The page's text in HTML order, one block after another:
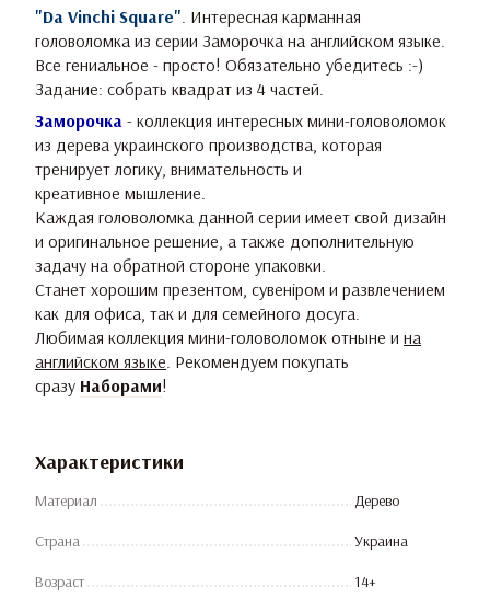
"Da Vinchi Square". Интересная карманная
головоломка из серии Заморочка на английском языке.
Все гениальное - просто! Обязательно убедитесь :-)
Задание: собрать квадрат из 4 частей.
Заморочка - коллекция интересных мини-головоломок
из дерева украинского производства, которая
тренирует логику, внимательность и
креативное мышление.
Каждая головоломка данной серии имеет свой дизайн
и оригинальное решение, а также дополнительную
задачу на обратной стороне упаковки.
Станет хорошим презентом, сувеніром и развлечением
как для офиса, так и для семейного досуга.
Любимая коллекция мини-головоломок отныне и на
английском языке. Рекомендуем покупать
сразу Наборами!
Характеристики
Материал Дерево
Страна Украина
Возраст 14+